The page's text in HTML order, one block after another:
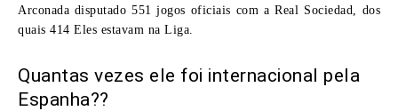
Arconada disputado 551 jogos oficiais com a Real Sociedad, dos
quais 414 Eles estavam na Liga.
Quantas vezes ele foi internacional pela
Espanha??